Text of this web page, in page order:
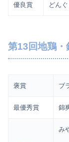
優良賞 どん
第13回地鶏・
褒賞 ブ
最優秀賞 錦
み